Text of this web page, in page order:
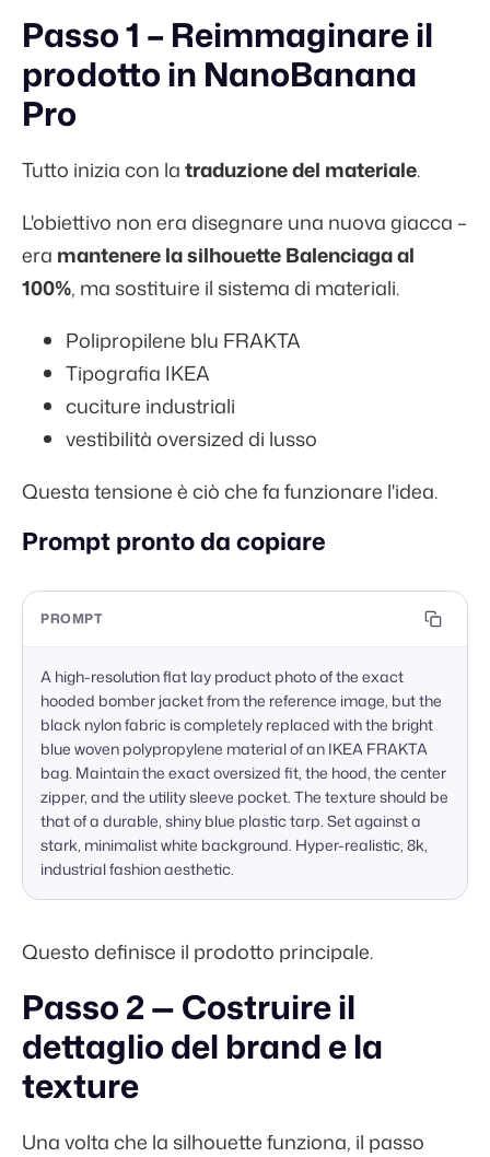
Passo 1 – Reimmaginare il
prodotto in NanoBanana
Pro
Tutto inizia con latraduzione del materiale.
L'obiettivo non era disegnare una nuova giacca –
era mantenere la silhouette Balenciaga al
100%, ma sostituire il sistema di materiali.
Polipropilene blu FRAKTA
Tipografia IKEA
cuciture industriali
vestibilità oversized di lusso
Questa tensione è ciò che fa funzionare l'idea.
Prompt pronto da copiare
PROMPT
A high-resolution flat lay product photo of the exact
hooded bomber jacket from the reference image, but the
black nylon fabric is completely replaced with the bright
blue woven polypropylene material of an IKEA FRAKTA
bag. Maintain the exact oversized fit, the hood, the center
zipper, and the utility sleeve pocket. The texture should be
that of a durable, shiny blue plastic tarp. Set against a
stark, minimalist white background. Hyper-realistic, 8k,
industrial fashion aesthetic.
Questo definisce il prodotto principale.
Passo 2 — Costruire il
dettaglio del brand e la
texture
Una volta che la silhouette funziona, il passo